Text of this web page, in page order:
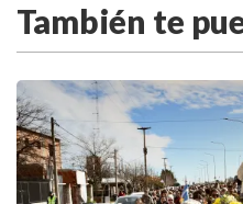
También te